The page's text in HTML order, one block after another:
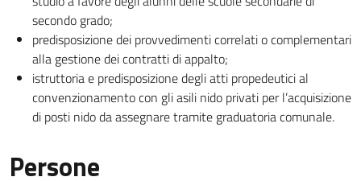
secondo grado;
predisposizione dei provvedimenti correlati o complementari
alla gestione dei contratti di appalto;
istruttoria e predisposizione degli atti propedeutici al
convenzionamento con gli asili nido privati per l’acquisizione
di posti nido da assegnare tramite graduatoria comunale.
Persone